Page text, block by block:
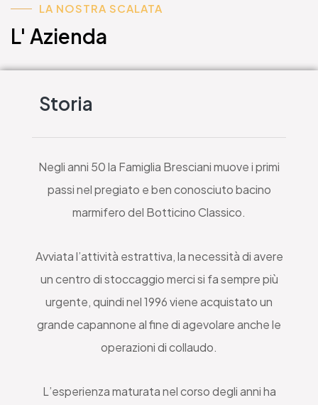
LA NOSTRA SCALATA
L' Azienda
Storia
Negli anni 50 la Famiglia Bresciani muove i primi
passi nel pregiato e ben conosciuto bacino
marmifero del Botticino Classico.
Avviata l’attività estrattiva, la necessità di avere
un centro di stoccaggio merci si fa sempre più
urgente, quindi nel 1996 viene acquistato un
grande capannone al fine di agevolare anche le
operazioni di collaudo.
L’esperienza maturata nel corso degli anni ha